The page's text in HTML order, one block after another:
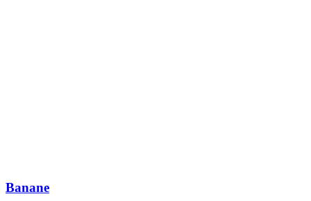
Banane